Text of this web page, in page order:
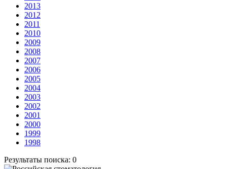
2013
2012
2011
2010
2009
2008
2007
2006
2005
2004
2003
2002
2001
2000
1999
1998
Результаты поиска: 0